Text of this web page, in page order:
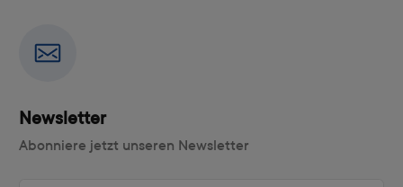
Newsletter
Abonniere jetzt unseren Newsletter